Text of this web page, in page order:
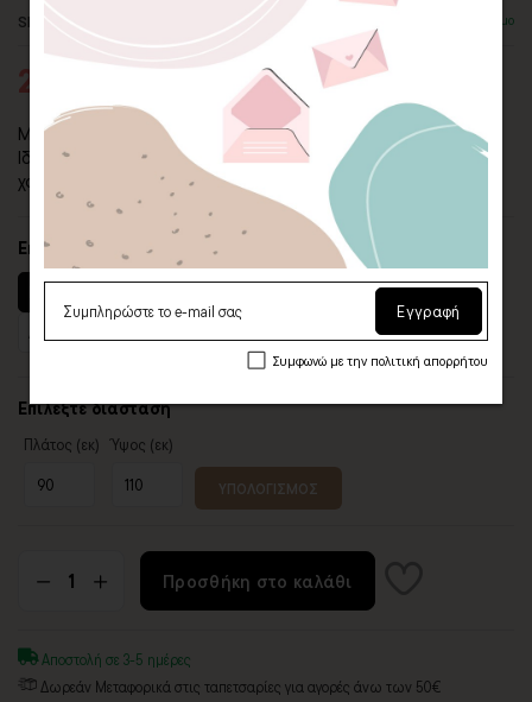
SKU: WLP-212D Διαθέσιμο
24,26€
Μια Art Deco ταπετσαρία βγαλμένη από τη δεκαετία του '20.
Ιδιαίτερο μοτίβο σε μπλε με γαλάζιο φόντο. Δίνει μοναδικό
χαρακτήρα στον χώρο που τοποθετείται.
Επιλέξτε υλικό
Ανάγλυφη Υφή (Αυτοκόλλητο)
Ταπετσαρία (Με Υγρή Κόλλα)
Επιλέξτε διάσταση
Πλάτος (εκ) Ύψος (εκ)
ΥΠΟΛΟΓΙΣΜΟΣ
Προσθήκη στο καλάθι
Αποστολή σε 3-5 ημέρες
Δωρεάν Μεταφορικά στις ταπετσαρίες για αγορές άνω των 50€
Εγγραφή
Συμφωνώ με την πολιτική απορρήτου